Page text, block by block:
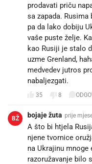
prodavati priču
sa zapada. Rusima
pa da lako dobiju
vaše puste želje.
kao Rusiji je stalo
uzme Grenland,
medvedev jutros
nabaljezgati.
35 8
BŽ bojaje žuta prije
A što bi htjela
njene tvornice
na Ukrajinu mnoge
razoružavanje bilo